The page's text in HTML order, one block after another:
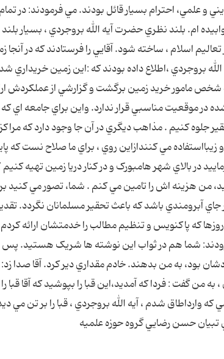
و علمي، احترام بسيار قائل بودند. مي فرمودند: در
ام. بلند نظري حضرت آيه الله بروجردي ، بسيار
اسلام ، ساخته شود. آقايي را فرستادند که در
بروجردي ،اطلاع داده بودند که :اين زمين خريداري
مامور خريد زمين برگشت و گزارشي از عملکردش
در موقعيت مناسبي قرار ندارد. واين براي جامعه اي
جلوه کنيم . مذاهب ديگري در آن جا وجود دارد که
مي کنندازاين روي ، براي ما صلاح نست
در بالاي شهر هامبورک و در کنار دريا زمين تهيه
من هزينه اش را تامين مي کنم . شما، تصور مي کنيد
آبرومندي باشد که باعث تحقير مسلمانان نگردد.
روزها که پاکنويس و تنظيم مطالب را خدمتشان ارائه
شما هم در ثواب اين نوشته ها شريک هستيد. پس
بود، به من بدهند. خادم مقداري دير کرد. آقا صدا زد:
به من گفت : فردا که آمديد،اين قبا را بپوشيد که آقا
وارداطاق شدم ، آيه الله بروجردي ، قبا را بر تن مي
تبيان حسن رضايي گروه حوزه علميه